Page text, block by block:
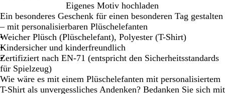
e
i
ß
Eigenes Motiv hochladen
Ein besonderes Geschenk für einen besonderen Tag gestalten
– mit personalisierbaren Plüschelefanten
Weicher Plüsch (Plüschelefant), Polyester (T-Shirt)
Kindersicher und kinderfreundlich
Zertifiziert nach EN-71 (entspricht den Sicherheitsstandards
für Spielzeug)
Wie wäre es mit einem Plüschelefanten mit personalisiertem
T-Shirt als unvergessliches Andenken? Bedanken Sie sich mit